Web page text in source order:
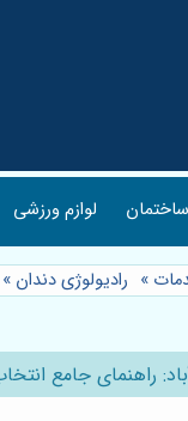
لوازم ورزشی
» رادیولوژی دندان »
راهنمای جامع